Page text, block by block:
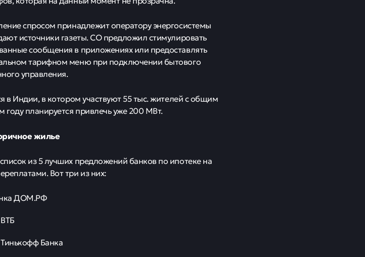
спросом принадлежит оператору энергосистемы
источники газеты. СО предложил стимулировать
сообщения в приложениях или предоставлять
тарифном меню при подключении бытового
управления.
в Индии, в котором участвуют 55 тыс. жителей с общим
планируется привлечь уже 200 МВт.
жилье
из 5 лучших предложений банков по ипотеке на
Вот три из них:
ДОМ.РФ
Банка